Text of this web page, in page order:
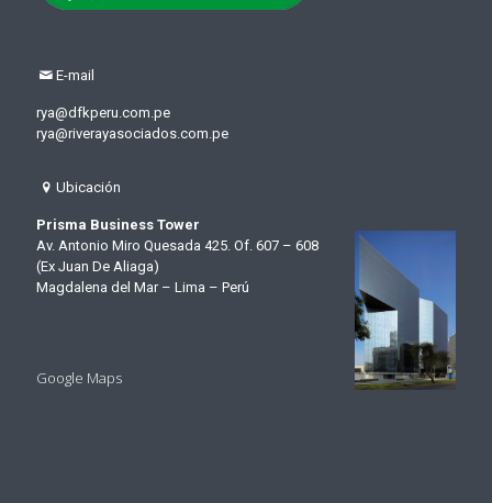
E-mail
rya@dfkperu.com.pe
rya@riverayasociados.com.pe
Ubicación
Prisma Business Tower
Av. Antonio Miro Quesada 425. Of. 607 – 608
(Ex Juan De Aliaga)
Magdalena del Mar – Lima – Perú
Google Maps